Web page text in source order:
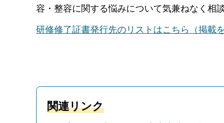
容・整容に関する悩みについて気兼ねなく相
研修修了証書発行先のリストはこちら（掲載
関連リンク